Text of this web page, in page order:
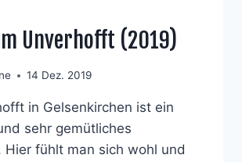
Unverhofft (2019)
14 Dez. 2019
in Gelsenkirchen ist ein
sehr gemütliches
Hier fühlt man sich wohl und